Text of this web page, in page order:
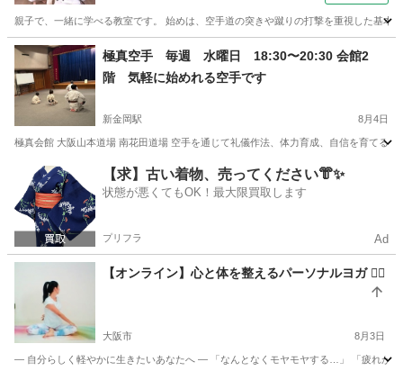
親子で、一緒に学べる教室です。 始めは、空手道の突きや蹴りの打撃を重視した基
大阪 大阪市 空手/他格闘技
極真空手 毎週 水曜日 18:30〜20:30 会館2
階 気軽に始めれる空手です
新金岡駅 8月4日
極真会館 大阪山本道場 南花田道場 空手を通じて礼儀作法、体力育成、自信を育てる
大阪 堺市 新金岡駅 空手/他格闘技 礼儀作法
【求】古い着物、売ってください👘✨
状態が悪くてもOK！最大限買取します
プリフラ Ad
【オンライン】心と体を整えるパーソナルヨガ 🧘‍♀️
大阪市 8月3日
― 自分らしく軽やかに生きたいあなたへ ― 「なんとなくモヤモヤする…」 「疲れが